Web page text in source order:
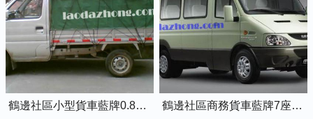
鶴邊社區小型貨車藍牌0.8噸小卡車 鶴邊社區商務貨車藍牌7座依維柯全順車